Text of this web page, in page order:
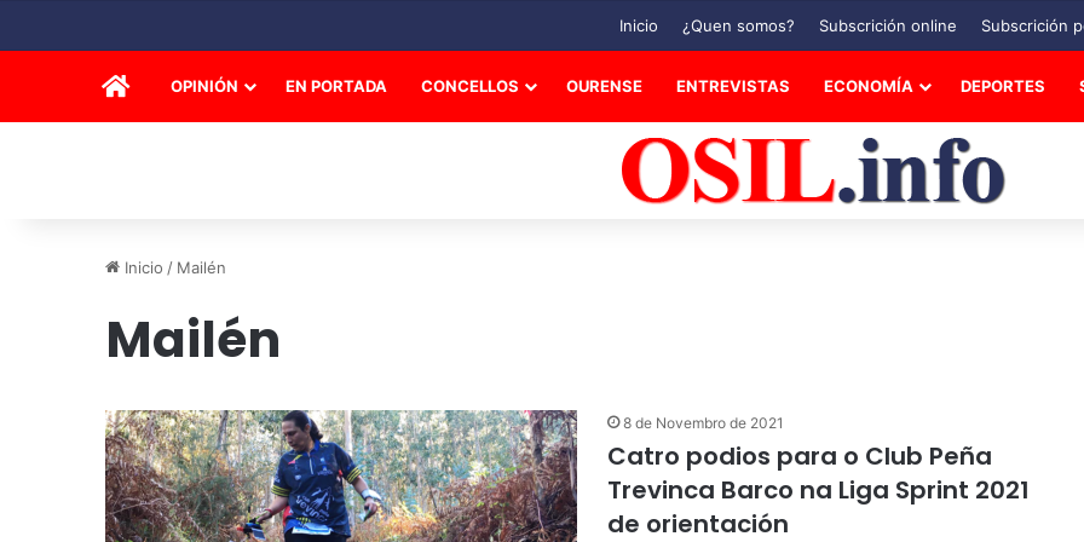
Inicio ¿Quen somos? Subscrición online Subscrición
INICIOOPINIÓN EN PORTADA CONCELLOS OURENSE ENTREVISTAS ECONOMÍA DEPORTES
Inicio / Mailén
Mailén
8 de Novembro de 2021
Catro podios para o Club Peña
Trevinca Barco na Liga Sprint 2021
de orientación